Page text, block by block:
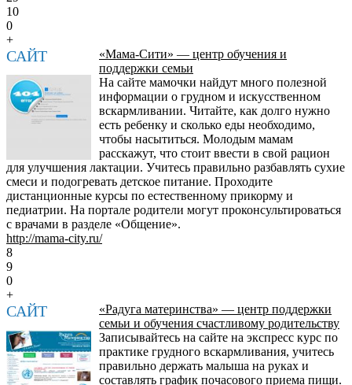
10
0
+
САЙТ
«Мама-Сити» — центр обучения и
поддержки семьи
На сайте мамочки найдут много полезной
информации о грудном и искусственном
вскармливании. Читайте, как долго нужно
есть ребенку и сколько еды необходимо,
чтобы насытиться. Молодым мамам
расскажут, что стоит ввести в свой рацион
для улучшения лактации. Учитесь правильно разбавлять сухие
смеси и подогревать детское питание. Проходите
дистанционные курсы по естественному прикорму и
педиатрии. На портале родители могут проконсультироваться
с врачами в разделе «Общение».
http://mama-city.ru/
8
9
0
+
САЙТ
«Радуга материнства» — центр поддержки
семьи и обучения счастливому родительству
Записывайтесь на сайте на экспресс курс по
практике грудного вскармливания, учитесь
правильно держать малыша на руках и
составлять график почасового приема пищи.